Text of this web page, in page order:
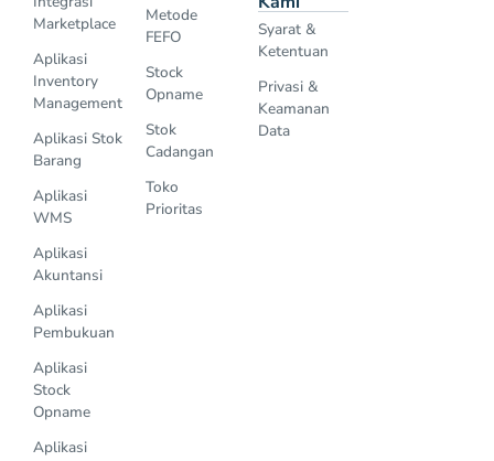
Marketplace
Aplikasi
Inventory
Management
Aplikasi Stok
Barang
Aplikasi
WMS
Aplikasi
Akuntansi
Aplikasi
Pembukuan
Aplikasi
Stock
Opname
Aplikasi
Metode
FEFO
Stock
Opname
Stok
Cadangan
Toko
Prioritas
Syarat &
Ketentuan
Privasi &
Keamanan
Data